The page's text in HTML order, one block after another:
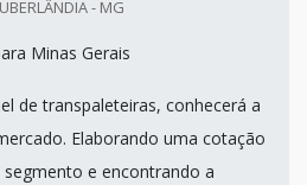
- MG
Minas Gerais
de transpaleteiras, conhecerá a
Elaborando uma cotação
e encontrando a